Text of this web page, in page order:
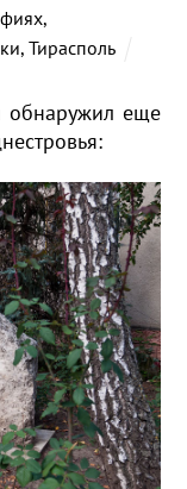
,
,Тирасполь
обнаружил еще